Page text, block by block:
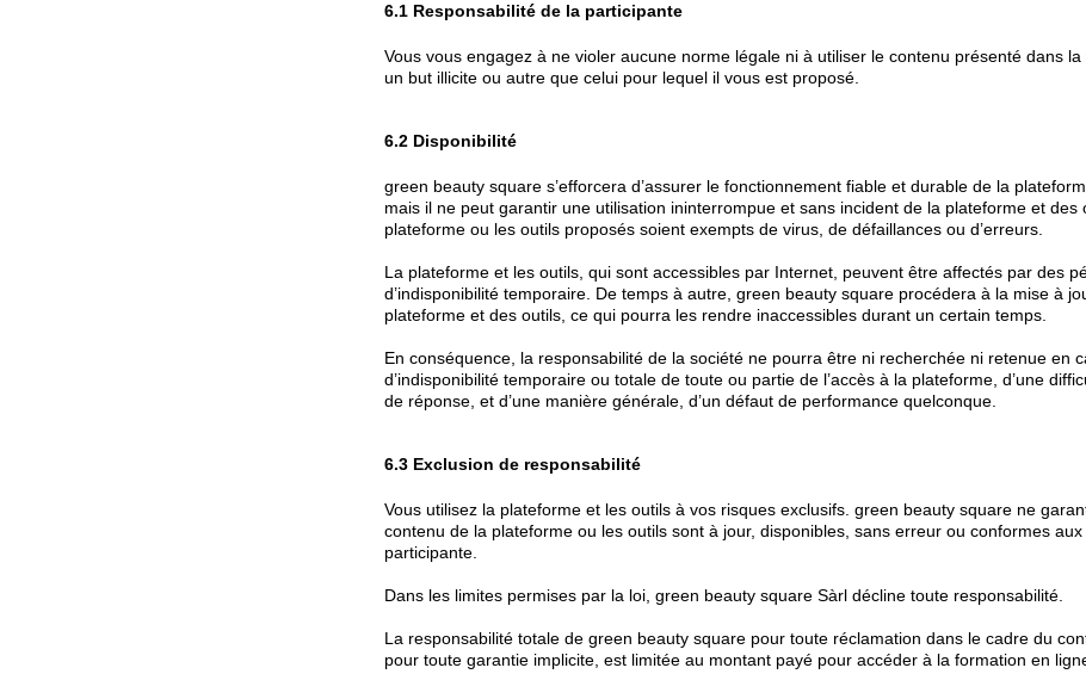
6.1 Responsabilité de la participante
Vous vous engagez à ne violer aucune norme légale ni à utiliser le contenu présenté dans
un but illicite ou autre que celui pour lequel il vous est proposé.
6.2 Disponibilité
green beauty square s’efforcera d’assurer le fonctionnement fiable et durable de la
mais il ne peut garantir une utilisation ininterrompue et sans incident de la plateforme et des
plateforme ou les outils proposés soient exempts de virus, de défaillances ou d’erreurs.
La plateforme et les outils, qui sont accessibles par Internet, peuvent être affectés par des
d’indisponibilité temporaire. De temps à autre, green beauty square procédera à la mise à
plateforme et des outils, ce qui pourra les rendre inaccessibles durant un certain temps.
En conséquence, la responsabilité de la société ne pourra être ni recherchée ni retenue en
d’indisponibilité temporaire ou totale de toute ou partie de l’accès à la plateforme, d’une
de réponse, et d’une manière générale, d’un défaut de performance quelconque.
6.3 Exclusion de responsabilité
Vous utilisez la plateforme et les outils à vos risques exclusifs. green beauty square ne
contenu de la plateforme ou les outils sont à jour, disponibles, sans erreur ou conformes
participante.
Dans les limites permises par la loi, green beauty square Sàrl décline toute responsabilité.
La responsabilité totale de green beauty square pour toute réclamation dans le cadre du
pour toute garantie implicite, est limitée au montant payé pour accéder à la formation en